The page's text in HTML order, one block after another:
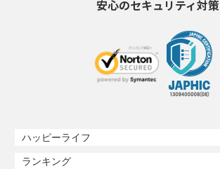
安心のセキュリティ対策
ハッピーライフ
ランキング